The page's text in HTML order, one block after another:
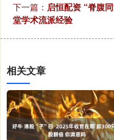
下一篇： 启恒配资 “脊腹
堂学术流派经验
相关文章